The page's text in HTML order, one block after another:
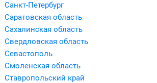
Санкт-Петербург
Саратовская область
Сахалинская область
Свердловская область
Севастополь
Смоленская область
Ставропольский край